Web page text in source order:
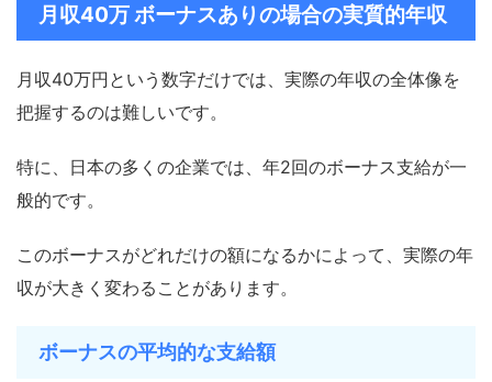
月収40万 ボーナスありの場合の実質的年収
月収40万円という数字だけでは、実際の年収の全体像を
把握するのは難しいです。
特に、日本の多くの企業では、年2回のボーナス支給が一
般的です。
このボーナスがどれだけの額になるかによって、実際の年
収が大きく変わることがあります。
ボーナスの平均的な支給額